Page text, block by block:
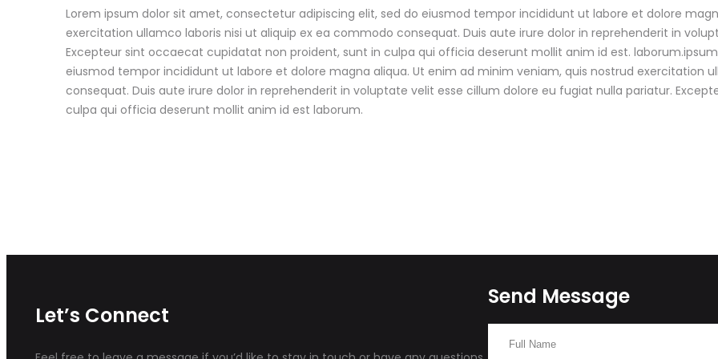
Lorem ipsum dolor sit amet, consectetur adipiscing elit, sed do eiusmod tempor incididunt ut labore et dolore
exercitation ullamco laboris nisi ut aliquip ex ea commodo consequat. Duis aute irure dolor in reprehenderit in
Excepteur sint occaecat cupidatat non proident, sunt in culpa qui officia deserunt mollit anim id est.
eiusmod tempor incididunt ut labore et dolore magna aliqua. Ut enim ad minim veniam, quis nostrud exercitation
consequat. Duis aute irure dolor in reprehenderit in voluptate velit esse cillum dolore eu fugiat nulla pariatur.
culpa qui officia deserunt mollit anim id est laborum.
Let’s Connect
Send Message